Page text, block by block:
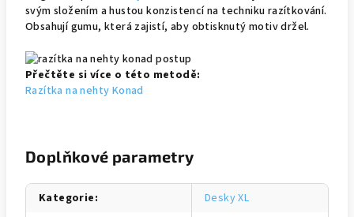
svým složením a hustou konzistencí na techniku razítkování.
Obsahují gumu, která zajistí, aby obtisknutý motiv držel.
Přečtěte si více o této metodě:
Razítka na nehty Konad
Doplňkové parametry
Kategorie:
Desky XL